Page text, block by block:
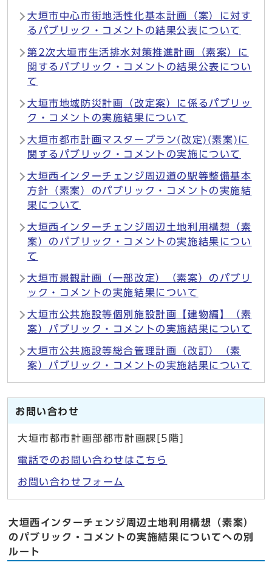
大垣市中心市街地活性化基本計画（案）に対す
るパブリック・コメントの結果公表について
第2次大垣市生活排水対策推進計画（素案）に
関するパブリック・コメントの結果公表につい
て
大垣市地域防災計画（改定案）に係るパブリッ
ク・コメントの実施結果について
大垣市都市計画マスタープラン(改定)(素案)に
関するパブリック・コメントの実施について
大垣西インターチェンジ周辺道の駅等整備基本
方針（素案）のパブリック・コメントの実施結
果について
大垣西インターチェンジ周辺土地利用構想（素
案）のパブリック・コメントの実施結果につい
て
大垣市景観計画（一部改定）（素案）のパブリ
ック・コメントの実施結果について
大垣市公共施設等個別施設計画【建物編】（素
案）パブリック・コメントの実施結果について
大垣市公共施設等総合管理計画（改訂）（素
案）パブリック・コメントの実施結果について
お問い合わせ
大垣市都市計画部都市計画課[5階]
電話でのお問い合わせはこちら
お問い合わせフォーム
大垣西インターチェンジ周辺土地利用構想（素案）
のパブリック・コメントの実施結果についてへの別
ルート